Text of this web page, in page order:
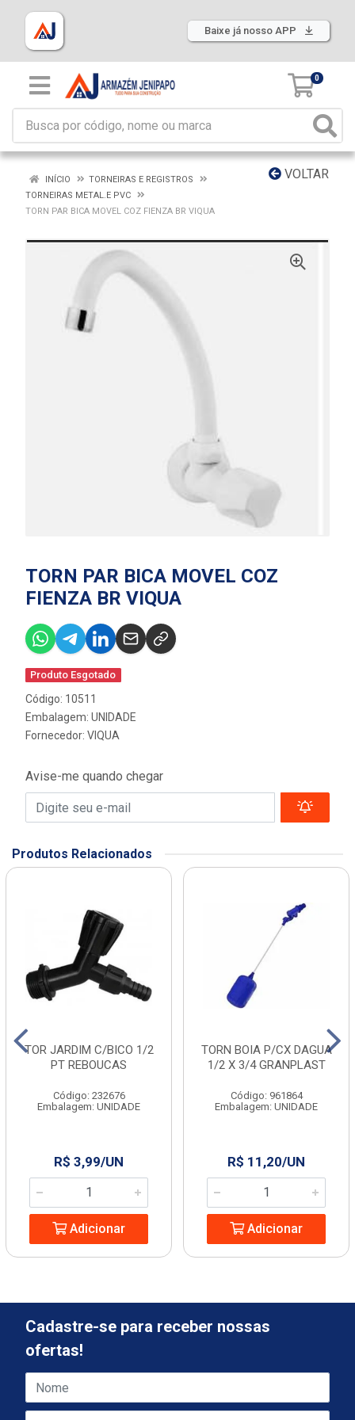
Baixe já nosso APP
0
VOLTAR
INÍCIO
TORNEIRAS E REGISTROS
TORNEIRAS METAL.E PVC
TORN PAR BICA MOVEL COZ FIENZA BR VIQUA
TORN PAR BICA MOVEL COZ
FIENZA BR VIQUA
Produto Esgotado
Código: 10511
Embalagem: UNIDADE
Fornecedor: VIQUA
Avise-me quando chegar
Produtos Relacionados
TOR JARDIM C/BICO 1/2
PT REBOUCAS
Código: 232676
Embalagem: UNIDADE
R$ 3,99/UN
Adicionar
TORN BOIA P/CX DAGUA
1/2 X 3/4 GRANPLAST
Código: 961864
Embalagem: UNIDADE
R$ 11,20/UN
Adicionar
Cadastre-se para receber nossas
ofertas!